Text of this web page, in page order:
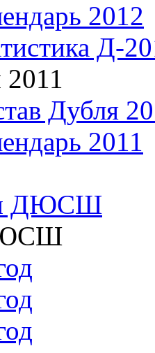
2012
Д-
2011
Дубля
2011
ДЮСШ